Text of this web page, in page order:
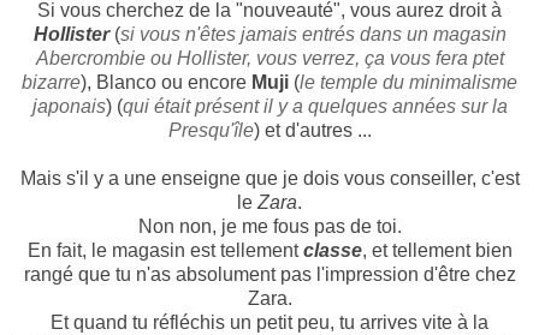
Si vous cherchez de la "nouveauté", vous aurez droit à
Hollister(si vous n'êtes jamais entrés dans un magasin
Abercrombie ou Hollister, vous verrez, ça vous fera ptet
bizarre), Blanco ou encore Muji (le temple du minimalisme
japonais) (qui était présent il y a quelques années sur la
Presqu'île) et d'autres ...
Mais s'il y a une enseigne que je dois vous conseiller, c'est
le Zara.
Non non, je me fous pas de toi.
En fait, le magasin est tellementclasse, et tellement bien
rangé que tu n'as absolument pas l'impression d'être chez
Zara.
Et quand tu réfléchis un petit peu, tu arrives vite à la